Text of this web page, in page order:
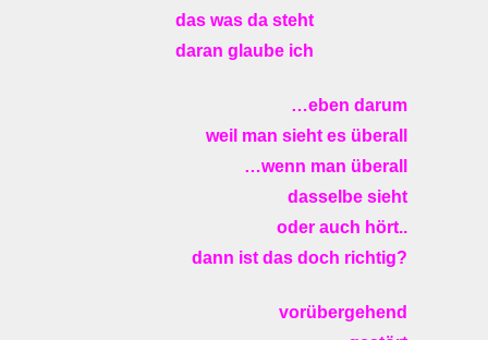
das was da steht
daran glaube ich
…eben darum
weil man sieht es überall
…wenn man überall
dasselbe sieht
oder auch hört..
dann ist das doch richtig?
vorübergehend